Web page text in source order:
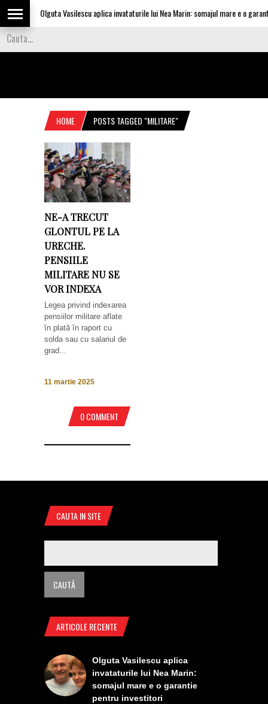
Olguta Vasilescu aplica invataturile lui Nea Marin: somajul mare e o
HOME POSTS TAGGED "MILITARE"
NE-A TRECUT
GLONTUL PE LA
URECHE.
PENSIILE
MILITARE NU SE
VOR INDEXA
Legea privind indexarea
pensiilor militare aflate
în plată în raport cu
solda sau cu salariul de
grad...
11 martie 2025
0 COMMENT
CAUTA IN SITE
ARTICOLE RECENTE
Olguta Vasilescu aplica
invataturile lui Nea Marin:
somajul mare e o garantie
pentru investitori